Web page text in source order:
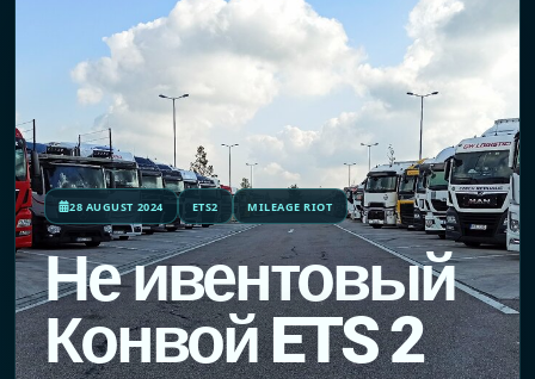
28 AUGUST 2024 ETS2 MILEAGE RIOT
Не ивентовый
Конвой ETS 2